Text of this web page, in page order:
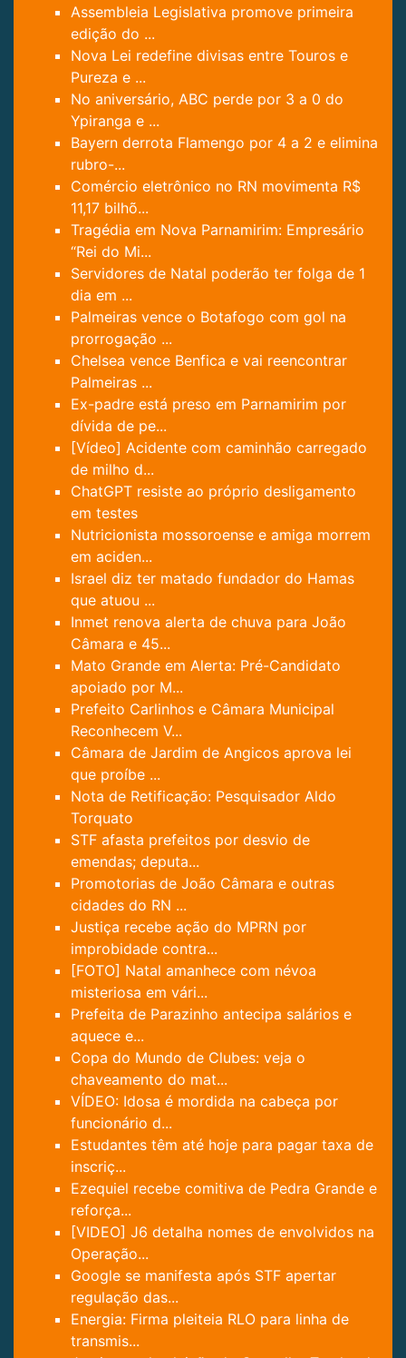
Assembleia Legislativa promove primeira
edição do ...
Nova Lei redefine divisas entre Touros e
Pureza e ...
No aniversário, ABC perde por 3 a 0 do
Ypiranga e ...
Bayern derrota Flamengo por 4 a 2 e elimina
rubro-...
Comércio eletrônico no RN movimenta R$
11,17 bilhõ...
Tragédia em Nova Parnamirim: Empresário
“Rei do Mi...
Servidores de Natal poderão ter folga de 1
dia em ...
Palmeiras vence o Botafogo com gol na
prorrogação ...
Chelsea vence Benfica e vai reencontrar
Palmeiras ...
Ex-padre está preso em Parnamirim por
dívida de pe...
[Vídeo] Acidente com caminhão carregado
de milho d...
ChatGPT resiste ao próprio desligamento
em testes
Nutricionista mossoroense e amiga morrem
em aciden...
Israel diz ter matado fundador do Hamas
que atuou ...
Inmet renova alerta de chuva para João
Câmara e 45...
Mato Grande em Alerta: Pré-Candidato
apoiado por M...
Prefeito Carlinhos e Câmara Municipal
Reconhecem V...
Câmara de Jardim de Angicos aprova lei
que proíbe ...
Nota de Retificação: Pesquisador Aldo
Torquato
STF afasta prefeitos por desvio de
emendas; deputa...
Promotorias de João Câmara e outras
cidades do RN ...
Justiça recebe ação do MPRN por
improbidade contra...
[FOTO] Natal amanhece com névoa
misteriosa em vári...
Prefeita de Parazinho antecipa salários e
aquece e...
Copa do Mundo de Clubes: veja o
chaveamento do mat...
VÍDEO: Idosa é mordida na cabeça por
funcionário d...
Estudantes têm até hoje para pagar taxa de
inscriç...
Ezequiel recebe comitiva de Pedra Grande e
reforça...
[VIDEO] J6 detalha nomes de envolvidos na
Operação...
Google se manifesta após STF apertar
regulação das...
Energia: Firma pleiteia RLO para linha de
transmis...